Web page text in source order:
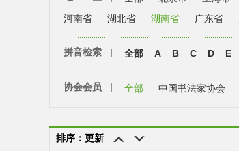
河南省
湖北省 湖南省 广东省
拼音检索 | 全部 A B C D E
协会会员 | 全部 中国书法家协会
排序：更新